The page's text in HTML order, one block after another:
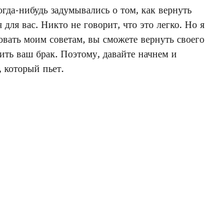
нибудь задумывались о том, как вернуть
для вас. Никто не говорит, что это легко. Но я
моим советам, вы сможете вернуть своего
ваш брак. Поэтому, давайте начнем и
который пьет.